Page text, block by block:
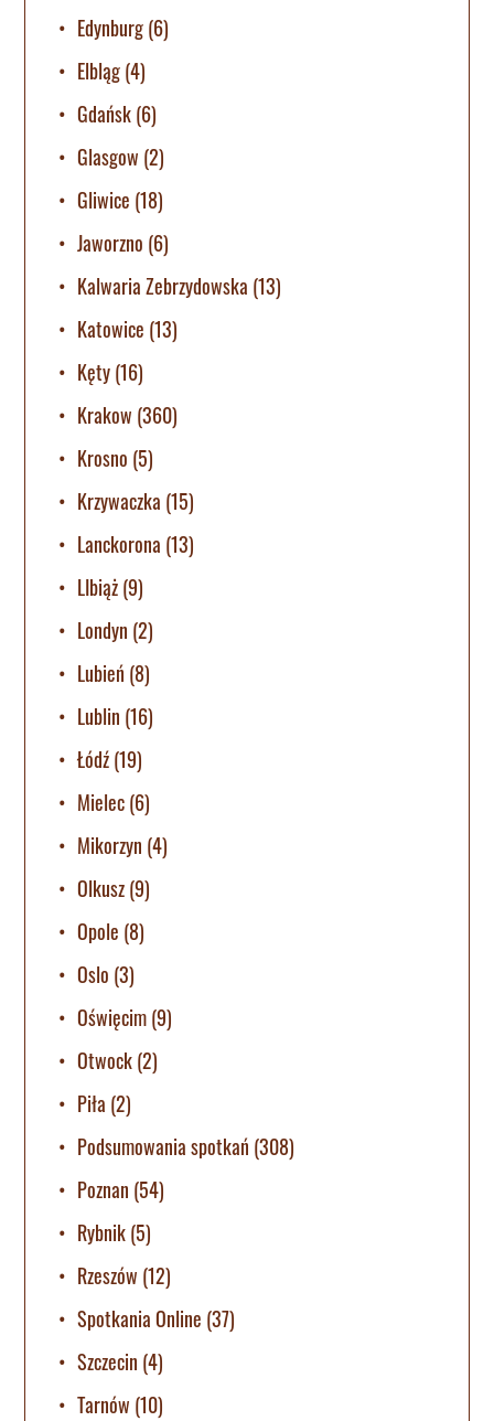
Edynburg(6)
Elbląg(4)
Gdańsk(6)
Glasgow (2)
Gliwice (18)
Jaworzno (6)
Kalwaria Zebrzydowska (13)
Katowice (13)
Kęty(16)
Krakow (360)
Krosno (5)
Krzywaczka (15)
Lanckorona (13)
LIbiąż(9)
Londyn (2)
Lubień (8)
Lublin (16)
Łódź(19)
Mielec(6)
Mikorzyn (4)
Olkusz(9)
Opole (8)
Oslo (3)
Oświęcim(9)
Otwock(2)
Piła (2)
Podsumowania spotkań (308)
Poznan (54)
Rybnik(5)
Rzeszów (12)
Spotkania Online (37)
Szczecin (4)
Tarnów (10)